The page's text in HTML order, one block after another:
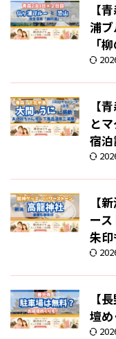
【
浦
「
【
と
宿泊
【
ー
朱
【
壇